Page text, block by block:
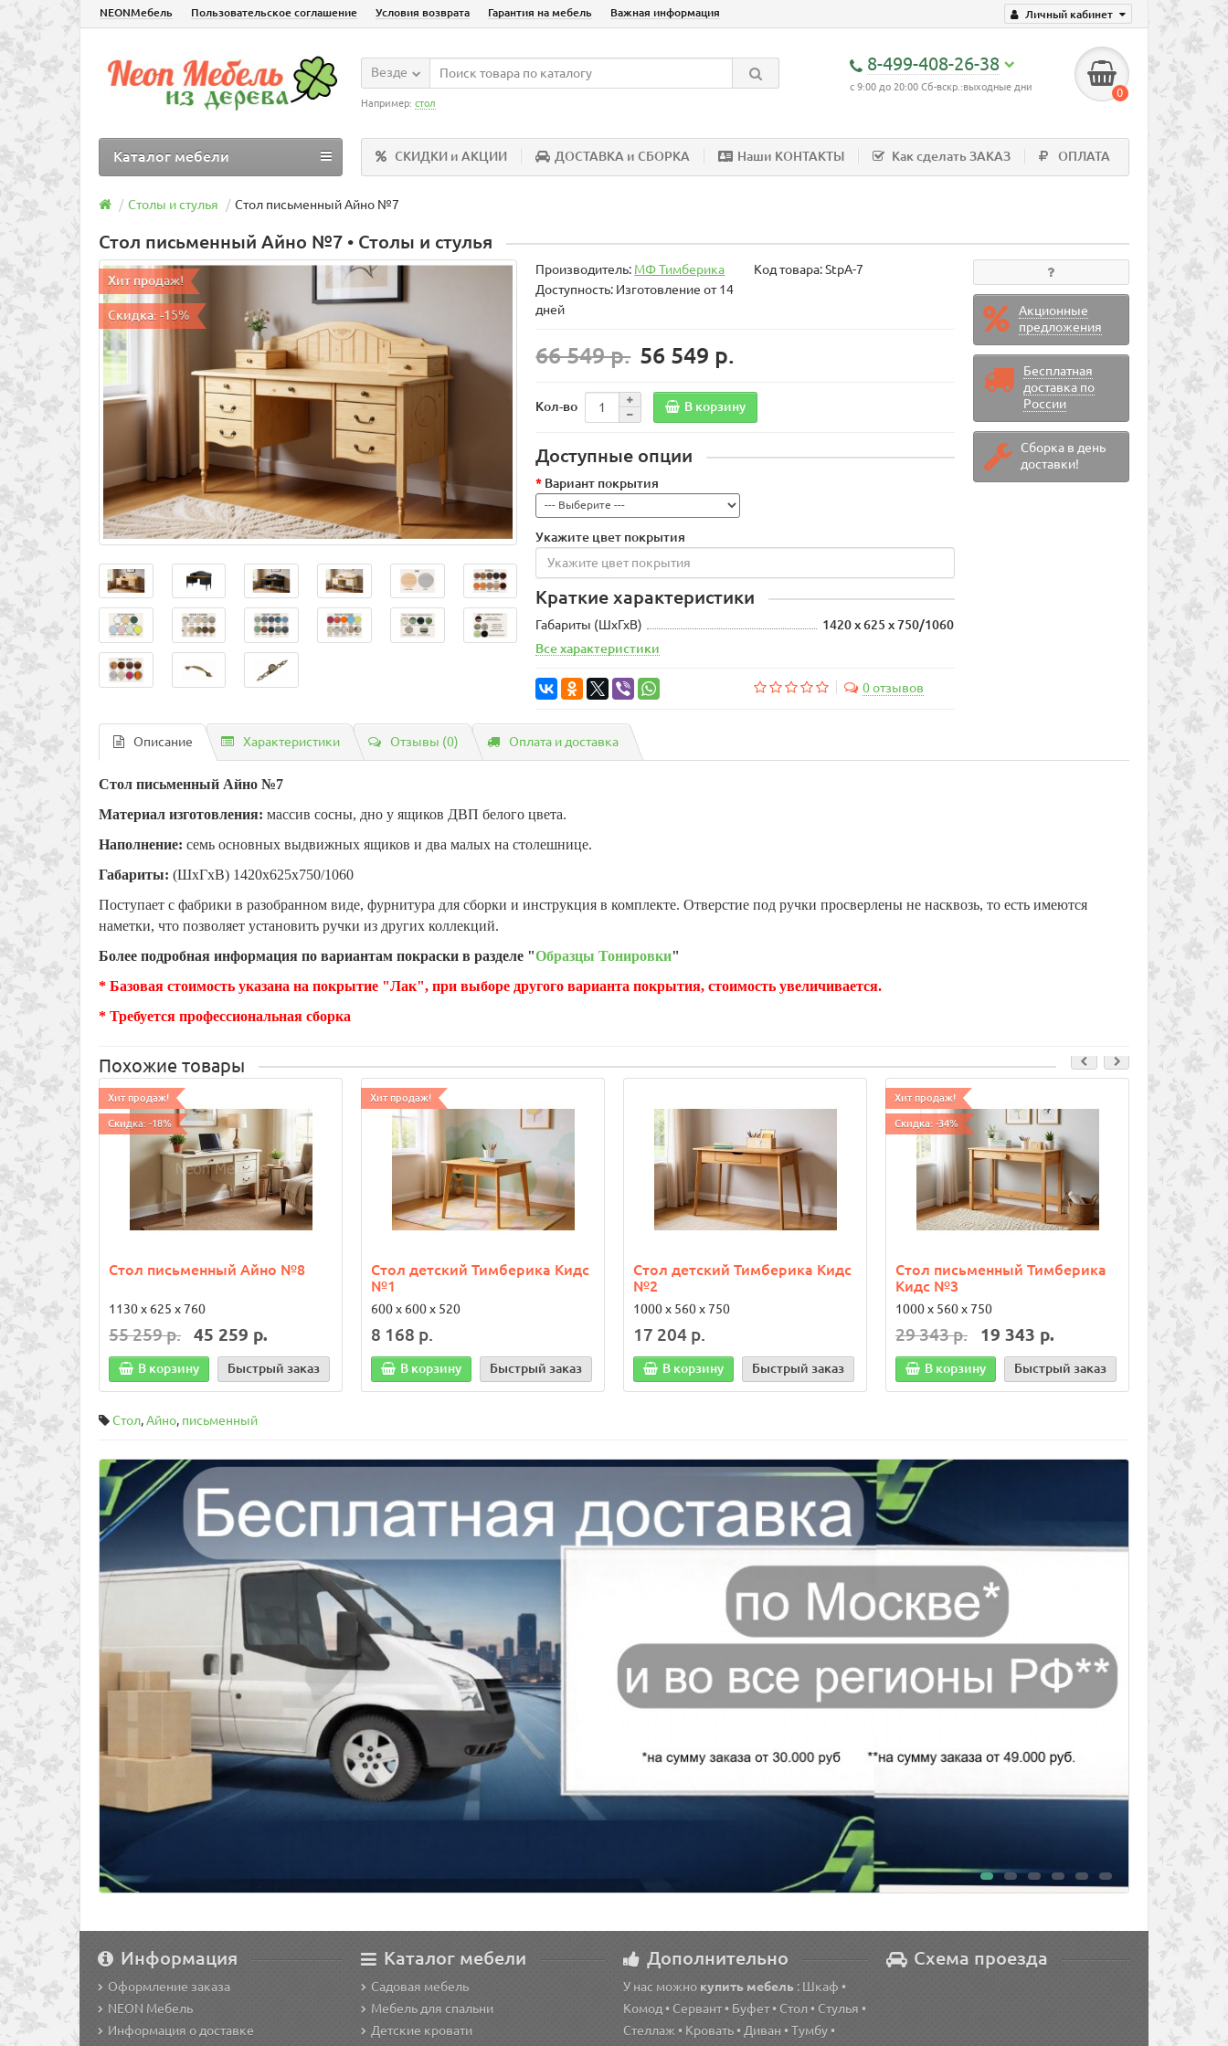
Личный кабинет
NEONМебель Пользовательское соглашение Условия возврата Гарантия на мебель Важная информация
8-499-408-26-38
с 9:00 до 20:00 Сб-вскр.:выходные дни 0
Везде
Например: стол
СКИДКИ и АКЦИИ ДОСТАВКА и СБОРКА Наши КОНТАКТЫ Как сделать ЗАКАЗ ОПЛАТА
Каталог мебели
Столы и стулья Стол письменный Айно №7
Стол письменный Айно №7 • Столы и стулья
Хит продаж!
Скидка: -15%
Производитель: МФ Тимберика Код товара:StpA-7
Доступность: Изготовление от 14
дней
66 549 р. 56 549 р.
Кол-во В корзину
Доступные опции
Вариант покрытия
Укажите цвет покрытия
Краткие характеристики
Габариты (ШхГхВ)
1420 х 625 х 750/1060
Все характеристики
0 отзывов
Акционные
предложения
Бесплатная
доставка по
России
Сборка в день
доставки!
Описание Характеристики Отзывы (0) Оплата и доставка
Стол письменный Айно №7
Материал изготовления: массив сосны, дно у ящиков ДВП белого цвета.
Наполнение: семь основных выдвижных ящиков и два малых на столешнице.
Габариты: (ШхГхВ) 1420х625х750/1060
Поступает с фабрики в разобранном виде, фурнитура для сборки и инструкция в комплекте. Отверстие под ручки просверлены не насквозь, то есть имеются
наметки, что позволяет установить ручки из других коллекций.
Более подробная информация по вариантам покраски в разделе "Образцы Тонировки"
* Базовая стоимость указана на покрытие "Лак", при выборе другого варианта покрытия, стоимость увеличивается.
* Требуется профессиональная сборка
Похожие товары
Хит продаж!
Скидка: -18%
Стол письменный Айно №8
1130 х 625 х 760
55 259 р. 45 259 р.
В корзину Быстрый заказ
Хит продаж!
Стол детский Тимберика Кидс
№1
600 х 600 х 520
8 168 р.
В корзину Быстрый заказ
Стол детский Тимберика Кидс
№2
1000 х 560 х 750
17 204 р.
В корзину Быстрый заказ
Хит продаж!
Скидка: -34%
Стол письменный Тимберика
Кидс №3
1000 х 560 х 750
29 343 р. 19 343 р.
В корзину Быстрый заказ
Хит продаж!
Скидка: -26%
Стол
Кидс №4
1150 х 560
38 566
В
Стол,Айно, письменный
Информация
Оформление заказа
NEON Мебель
Информация о доставке
Каталог мебели
Садовая мебель
Мебель для спальни
Детские кровати
Дополнительно
У нас можно купить мебель : Шкаф •
Комод • Сервант • Буфет • Стол • Стулья •
Стеллаж • Кровать • Диван • Тумбу •
Схема проезда